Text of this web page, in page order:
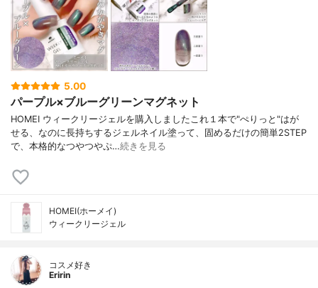
5.00
パープル×ブルーグリーンマグネット
HOMEI ウィークリージェルを購入しましたこれ１本で"ぺりっと"はが
せる、なのに長持ちするジェルネイル塗って、固めるだけの簡単2STEP
で、本格的なつやつやぷ…続きを見る
HOMEI(ホーメイ)
ウィークリージェル
コスメ好き
Eririn